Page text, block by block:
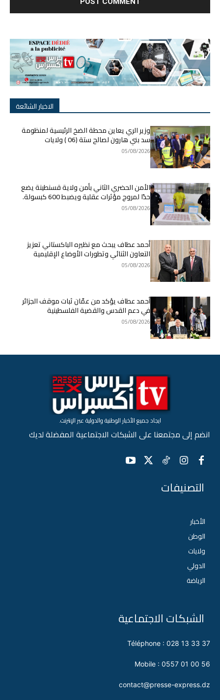
الاخبار الشائعة
وزير الري يعاين محطة الضخ الرئيسية لمنظومة
سد بني هارون لصالح ستة (06 ) ولايات
05/08/2026
الأمن الحضري الثاني بأمن ولاية قسنطينة يضع
حدًا لمروج مؤثرات عقلية ويضبط 600 كبسولة.
05/08/2026
أحمد عطاف يبحث مع نظيره الباكستاني تعزيز
التعاون الثنائي وتطورات الأوضاع الإقليمية
05/08/2026
أحمد عطاف يؤكد من عمّان ثبات موقف الجزائر
في دعم القدس والقضية الفلسطينية
05/08/2026
الشبكات الاجتماعية
Téléphone : 028 13 33 37
Mobile : 0557 01 00 56
contact@presse-express.dz
التصنيفات
الأخبار
الوطن
ولايات
الدولي
الرياضة
ايجاد جميع الأخبار الوطنية والدولية عبر الإنترنت.
انضم إلى مجتمعنا على الشبكات الاجتماعية المفضلة لديك